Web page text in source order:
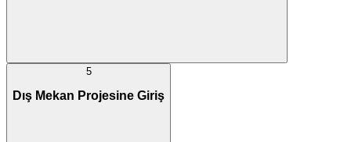
5
Dış Mekan Projesine Giriş